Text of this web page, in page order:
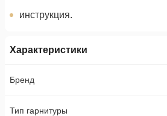
инструкция.
Характеристики
Бренд
Тип гарнитуры